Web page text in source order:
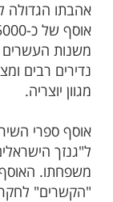
אהבתו הגדולה
משנות העשרים
נדירים רבים
מגוון יוצריה.
אוסף ספרי
ל"גנזך
משפחתו. האוסף
"הקשרים" לחקר